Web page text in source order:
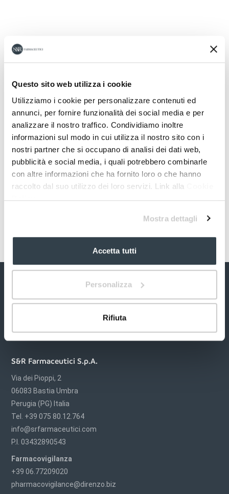
Questo sito web utilizza i cookie
Utilizziamo i cookie per personalizzare contenuti ed
annunci, per fornire funzionalità dei social media e per
analizzare il nostro traffico. Condividiamo inoltre
informazioni sul modo in cui utilizza il nostro sito con i
nostri partner che si occupano di analisi dei dati web,
pubblicità e social media, i quali potrebbero combinarle
con altre informazioni che ha fornito loro o che hanno
raccolto dal suo utilizzo dei loro servizi. Link alla
Policy
Mostra dettagli
Accetta tutti
Personalizza
Rifiuta
S&R Farmaceutici S.p.A.
Via dei Pioppi, 2
06083 Bastia Umbra
Perugia (PG) Italia
Tel. +39 075 80.12.764
info@srfarmaceutici.com
P.I. 03432890543
Farmacovigilanza
+39 06.77209020
pharmacovigilance@direnzo.biz